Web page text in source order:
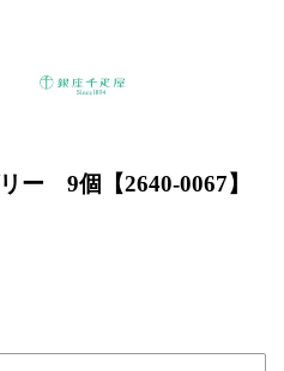
ー 9個【2640-0067】